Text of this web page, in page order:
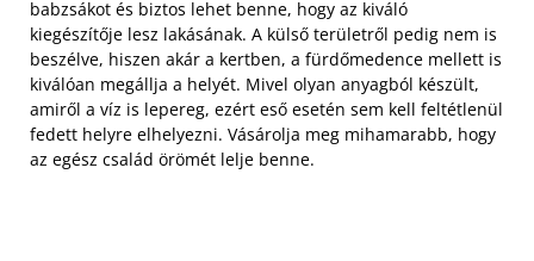
babzsákot és biztos lehet benne, hogy az kiváló
kiegészítője lesz lakásának. A külső területről pedig nem is
beszélve, hiszen akár a kertben, a fürdőmedence mellett is
kiválóan megállja a helyét. Mivel olyan anyagból készült,
amiről a víz is lepereg, ezért eső esetén sem kell feltétlenül
fedett helyre elhelyezni. Vásárolja meg mihamarabb, hogy
az egész család örömét lelje benne.